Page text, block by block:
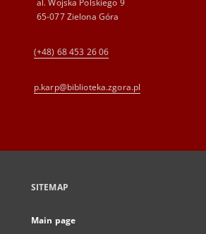
al. Wojska Polskiego 9
65-077 Zielona Góra
(+48) 68 453 26 06
p.karp@biblioteka.zgora.pl
SITEMAP
Main page